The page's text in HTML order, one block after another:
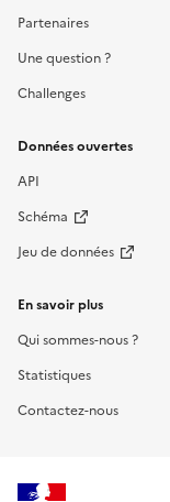
Partenaires
Une question ?
Challenges
Données ouvertes
API
Schéma
Jeu de données
En savoir plus
Qui sommes-nous ?
Statistiques
Contactez-nous